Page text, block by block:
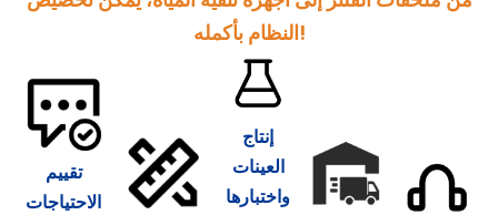
النظام بأكمله!
تقييم
الاحتياجات
إنتاج
العينات
واختبارها